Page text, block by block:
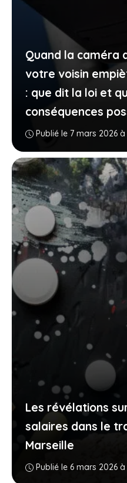
Quand la caméra
votre voisin
: que dit la loi et
conséquences
Publié le 7 mars 2026
Les révélations
salaires dans le
Marseille
Publié le 6 mars 2026 à